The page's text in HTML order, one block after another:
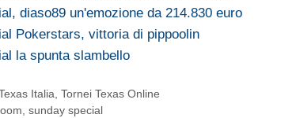
diaso89 un'emozione da 214.830 euro
Pokerstars, vittoria di pippoolin
la spunta slambello
Italia,Tornei Texas Online
,sunday special